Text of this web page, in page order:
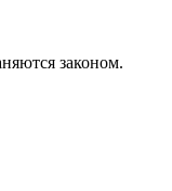
законом.